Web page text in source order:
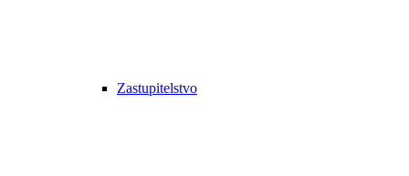
Zastupitelstvo